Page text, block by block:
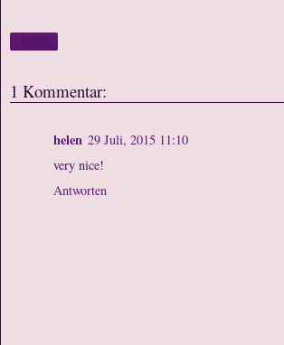
1 Kommentar:
helen 29 Juli, 2015 11:10
very nice!
Antworten